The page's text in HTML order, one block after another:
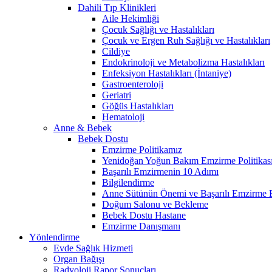
Dahili Tıp Klinikleri
Aile Hekimliği
Çocuk Sağlığı ve Hastalıkları
Çocuk ve Ergen Ruh Sağlığı ve Hastalıkları
Cildiye
Endokrinoloji ve Metabolizma Hastalıkları
Enfeksiyon Hastalıkları (İntaniye)
Gastroenteroloji
Geriatri
Göğüs Hastalıkları
Hematoloji
Anne & Bebek
Bebek Dostu
Emzirme Politikamız
Yenidoğan Yoğun Bakım Emzirme Politikası
Başarılı Emzirmenin 10 Adımı
Bilgilendirme
Anne Sütünün Önemi ve Başarılı Emzirme
Doğum Salonu ve Bekleme
Bebek Dostu Hastane
Emzirme Danışmanı
Yönlendirme
Evde Sağlık Hizmeti
Organ Bağışı
Radyoloji Rapor Sonuçları